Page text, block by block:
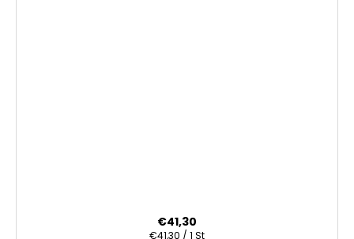
€41,30
Verkaufspreis:
€41,30 / 1 St